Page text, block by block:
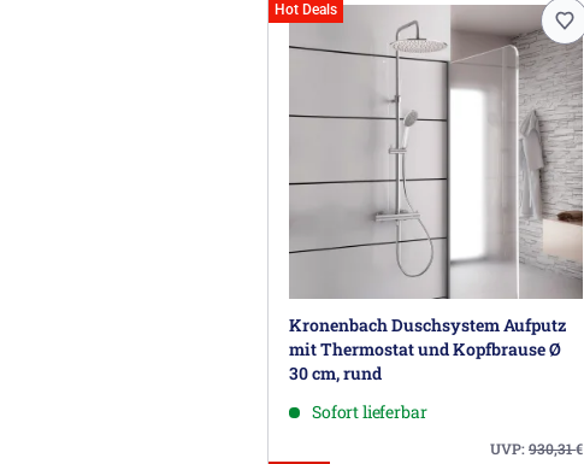
Hot Deals
Kronenbach Duschsystem Aufputz
mit Thermostat und Kopfbrause Ø
30 cm, rund
Sofort lieferbar
UVP:930,31€